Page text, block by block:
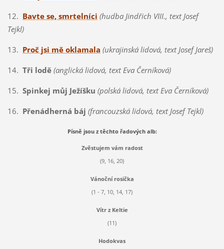
12. Bavte se, smrtelníci (hudba Jindřich VIII., text Josef
Tejkl)
13. Proč jsi mě oklamala (ukrajinská lidová, text Josef Jareš)
14. Tři lodě (anglická lidová, text Eva Černíková)
15. Spinkej můj Ježíšku (polská lidová, text Eva Černíková)
16. Přenádherná báj (francouzská lidová, text Josef Tejkl)
Písně jsou z těchto řadových alb:
Zvěstujem vám radost
(9, 16, 20)
Vánoční rosička
(1 - 7, 10, 14, 17)
Vítr z Keltie
(11)
Hodokvas